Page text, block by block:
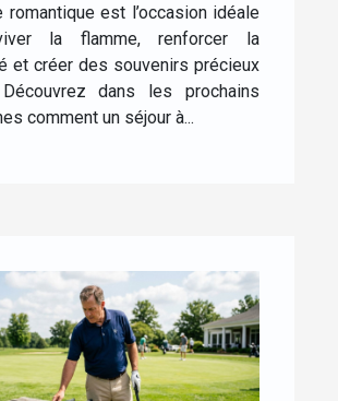
romantique est l’occasion idéale
la flamme, renforcer la
et créer des souvenirs précieux
dans les prochains
comment un séjour à...